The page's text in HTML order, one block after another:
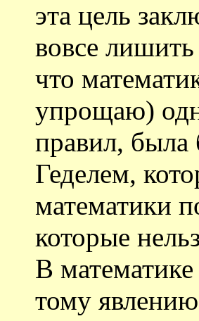
эта цель
вовсе лишить
что
упрощаю)
правил, была
Геделем,
математики
которые
В математике
тому